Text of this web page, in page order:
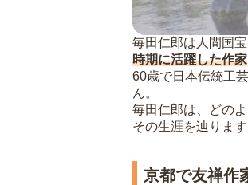
毎田仁郎は人間国宝
時期に活躍した作家
60歳で日本伝統工
ん。
毎田仁郎は、どの
その生涯を辿ります
京都で友禅作